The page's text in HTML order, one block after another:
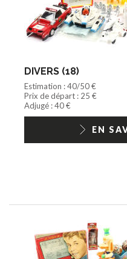
DIVERS (18)
Estimation : 40/50 €
Prix de départ : 25 €
Adjugé : 40 €
EN